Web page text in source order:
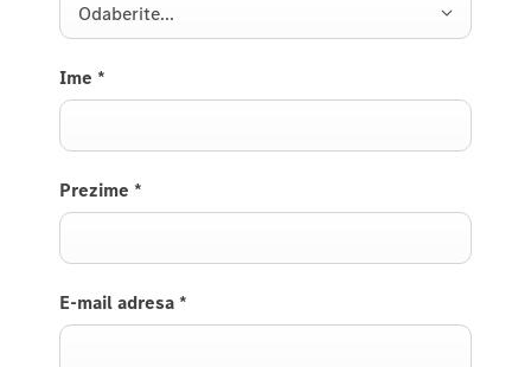
Odaberite...
Ime *
Prezime *
E-mail adresa *